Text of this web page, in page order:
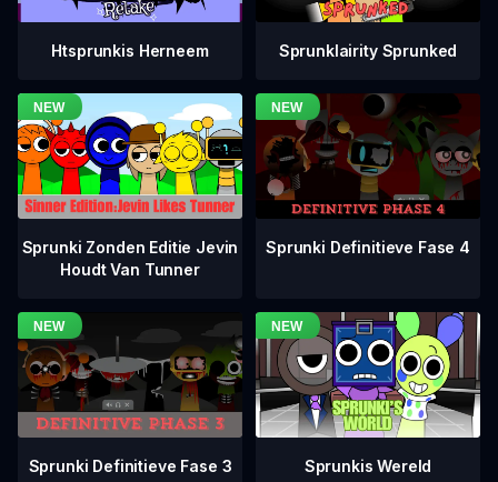
Htsprunkis Herneem Sprunklairity Sprunked
Sprunki Zonden Editie Jevin
Houdt Van Tunner
Sprunki Definitieve Fase 4
Sprunki Definitieve Fase 3 Sprunkis Wereld